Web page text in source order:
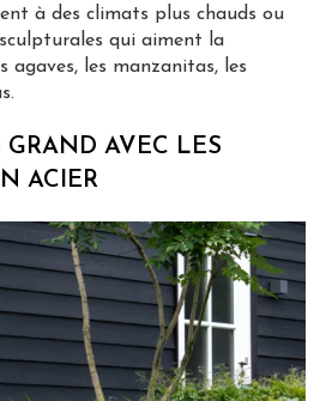
à des climats plus chauds ou
qui aiment la
agaves, les manzanitas, les
AVEC LES
ACIER